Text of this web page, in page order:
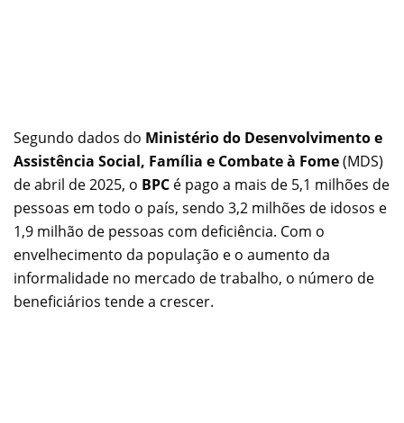
Segundo dados do Ministério do Desenvolvimento e
Assistência Social, Família e Combate à Fome(MDS)
de abril de 2025, o BPC é pago a mais de 5,1 milhões de
pessoas em todo o país, sendo 3,2 milhões de idosos e
1,9 milhão de pessoas com deficiência. Com o
envelhecimento da população e o aumento da
informalidade no mercado de trabalho, o número de
beneficiários tende a crescer.